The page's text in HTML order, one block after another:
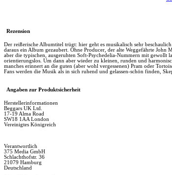
Rezension
Der reißerische Albumtitel trügt: hier geht es musikalisch sehr
daraus ein Album gezaubert. Ohne Producer, der alte Weggefährte
aber die typischen, ausgeruhten Soft-Psychedelia-Nummern mit gewollt
orientierungslos. Um dann aber wieder zu kleinen, runden und
manches erinnert an die guten (aber wohl vergessenen) Pram oder
Fans werden die Musik als in sich ruhend und gelassen-schön finden,
Angaben zur Produktsicherheit
Herstellerinformationen
Beggars UK Ltd.
17-19 Alma Road
SW18 1AA London
Vereinigtes Königreich
Verantwortlich
375 Media GmbH
Schlachthofstr. 36
21079 Hamburg
Deutschland